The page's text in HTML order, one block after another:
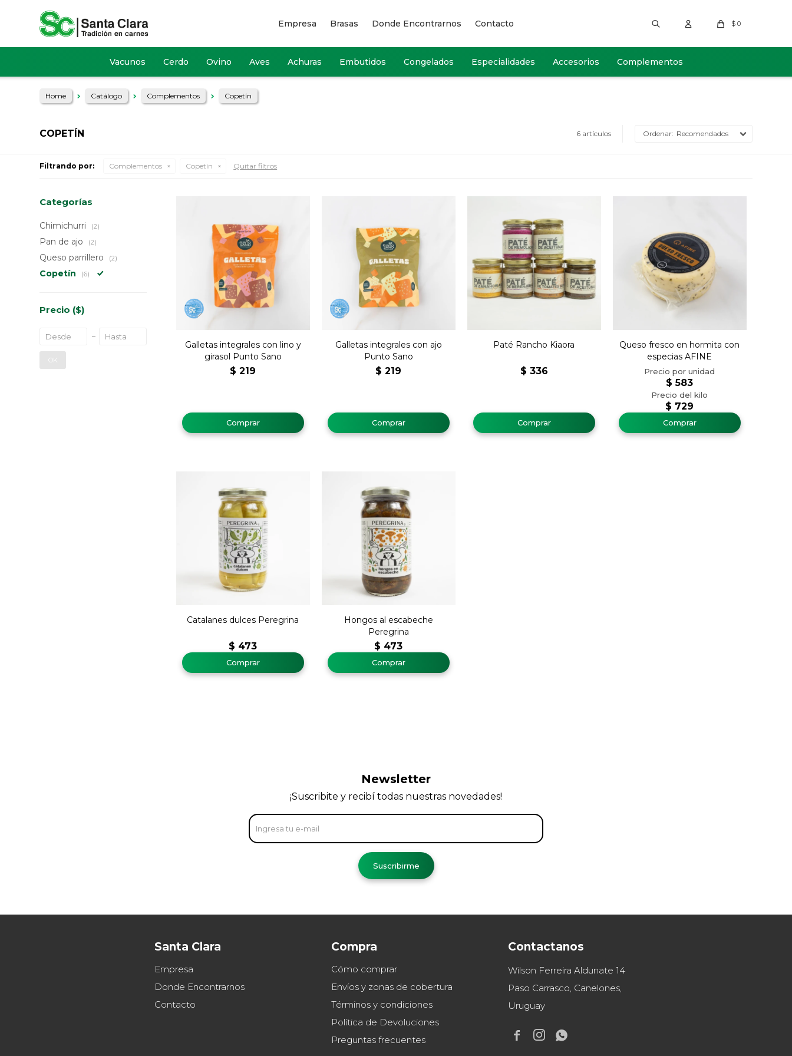
Vacunos Cerdo Ovino Aves Achuras Embutidos Congelados Especialidades Accesorios Complementos
$ 0
Empresa Brasas Donde Encontrarnos Contacto
Home Catálogo Complementos Copetín
COPETÍN 6 artículos Recomendados
Filtrando por: Complementos Copetín Quitar filtros
Galletas integrales con lino y
girasol Punto Sano
$ 219
Galletas integrales con ajo
Punto Sano
$ 219
Paté Rancho Kiaora
$ 336
Queso fresco en hormita con
especias AFINE
$ 729
$ 583
Catalanes dulces Peregrina
$ 473
Hongos al escabeche
Peregrina
$ 473
Categorías
Chimichurri (2)
Pan de ajo (2)
Queso parrillero (2)
Copetín (6)
Precio ($)
OK
Santa Clara
Empresa
Donde Encontrarnos
Contacto
Compra
Cómo comprar
Envíos y zonas de cobertura
Términos y condiciones
Política de Devoluciones
Preguntas frecuentes
Contactanos
Wilson Ferreira Aldunate 14
Paso Carrasco, Canelones,
Uruguay
  
Newsletter
¡Suscribite y recibí todas nuestras novedades!
Suscribirme